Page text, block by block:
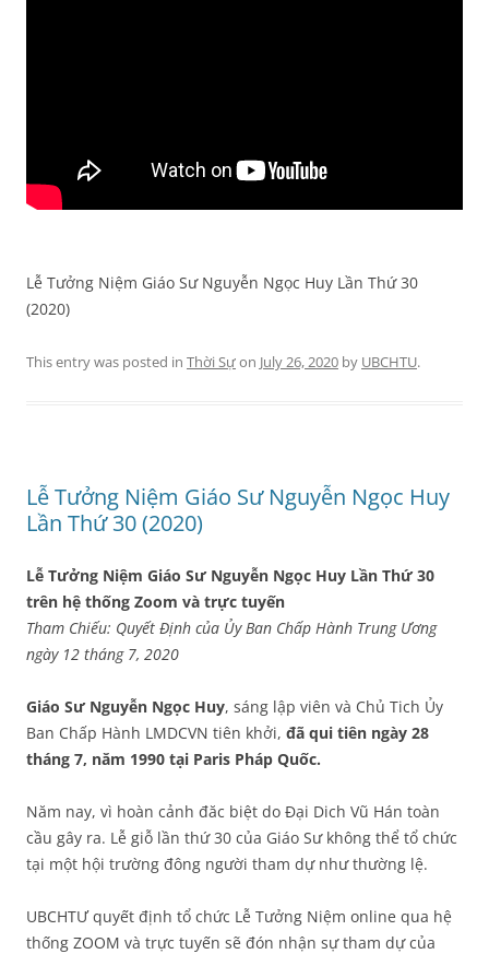
Lễ Tưởng Niệm Giáo Sư Nguyễn Ngọc Huy Lần Thứ 30
(2020)
This entry was posted in Thời Sựon July 26, 2020 by UBCHTU.
Lễ Tưởng Niệm Giáo Sư Nguyễn Ngọc Huy
Lần Thứ 30 (2020)
Lễ Tưởng Niệm Giáo Sư Nguyễn Ngọc Huy Lần Thứ 30
trên hệ thống Zoom và trực tuyến
Tham Chiếu: Quyết Định của Ủy Ban Chấp Hành Trung Ương
ngày 12 tháng 7, 2020
Giáo Sư Nguyễn Ngọc Huy, sáng lập viên và Chủ Tich Ủy
Ban Chấp Hành LMDCVN tiên khởi, đã qui tiên ngày 28
tháng 7, năm 1990 tại Paris Pháp Quốc.
Năm nay, vì hoàn cảnh đăc biệt do Đại Dich Vũ Hán toàn
cầu gây ra. Lễ giỗ lần thứ 30 của Giáo Sư không thể tổ chức
tại một hội trường đông người tham dự như thường lệ.
UBCHTƯ quyết định tổ chức Lễ Tưởng Niệm online qua hệ
thống ZOOM và trực tuyến sẽ đón nhận sự tham dự của